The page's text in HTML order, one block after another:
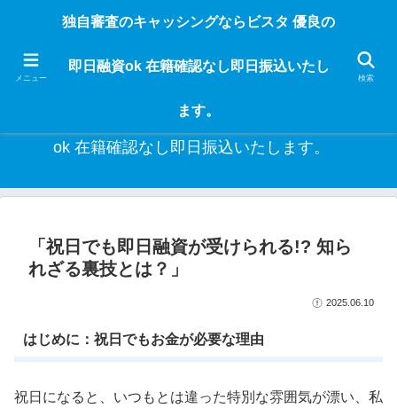
独自審査のフリーローンならビスタなら24時間365日 在籍確認なしで借りれる
な入用があっても安心！融資率97％！仕事をしている人ならブラックでも給料
日返済の１ヶ月融資で借りられるから安心！
独自審査のキャッシングならビスタ 優良の即日融資
ok 在籍確認なし即日振込いたします。
「祝日でも即日融資が受けられる!? 知ら
れざる裏技とは？」
2025.06.10
はじめに：祝日でもお金が必要な理由
祝日になると、いつもとは違った特別な雰囲気が漂い、私
メニュー
独自審査のキャッシングならビスタ 優良の
即日融資ok 在籍確認なし即日振込いたし
ます。
検索